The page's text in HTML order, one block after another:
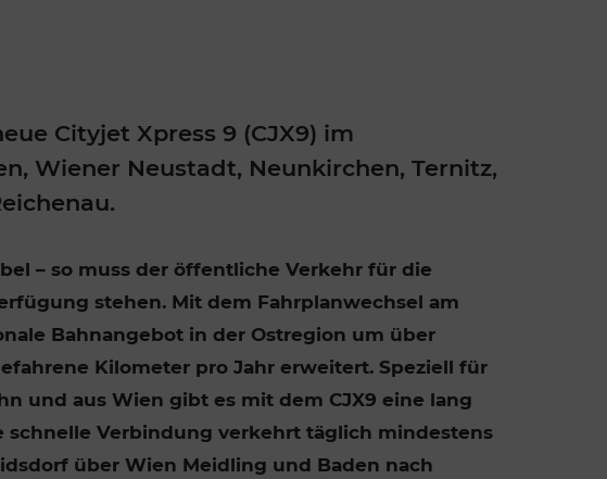
PREIS BERECHNEN
OFFENE STELLEN
Low-Carb-Mobility
DOMINO
auto.Ready
BEFAHRBAR
PRESSE
Cityjet Xpress 9 (CJX9) im
Wiener Neustadt, Neunkirchen, Ternitz,
– so muss der öffentliche Verkehr für die
stehen. Mit dem Fahrplanwechsel am
Bahnangebot in der Ostregion um über
Kilometer pro Jahr erweitert. Speziell für
und aus Wien gibt es mit dem CJX9 eine lang
schnelle Verbindung verkehrt täglich mindestens
über Wien Meidling und Baden nach